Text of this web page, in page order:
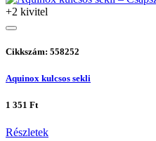
+2 kivitel
Cikkszám: 558252
Aquinox kulcsos sekli
1 351 Ft
Részletek